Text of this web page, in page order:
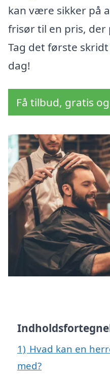
kan være sikker på
frisør til en pris, der
Tag det første
dag!
Få tilbud, gratis
1) Hvad kan en
med?